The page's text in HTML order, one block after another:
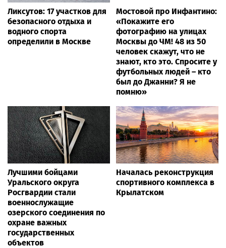
Ликсутов: 17 участков для
безопасного отдыха и
водного спорта
определили в Москве
Мостовой про Инфантино:
«Покажите его
фотографию на улицах
Москвы до ЧМ! 48 из 50
человек скажут, что не
знают, кто это. Спросите у
футбольных людей – кто
был до Джанни? Я не
помню»
Лучшими бойцами
Уральского округа
Росгвардии стали
военнослужащие
озерского соединения по
охране важных
государственных
объектов
Началась реконструкция
спортивного комплекса в
Крылатском